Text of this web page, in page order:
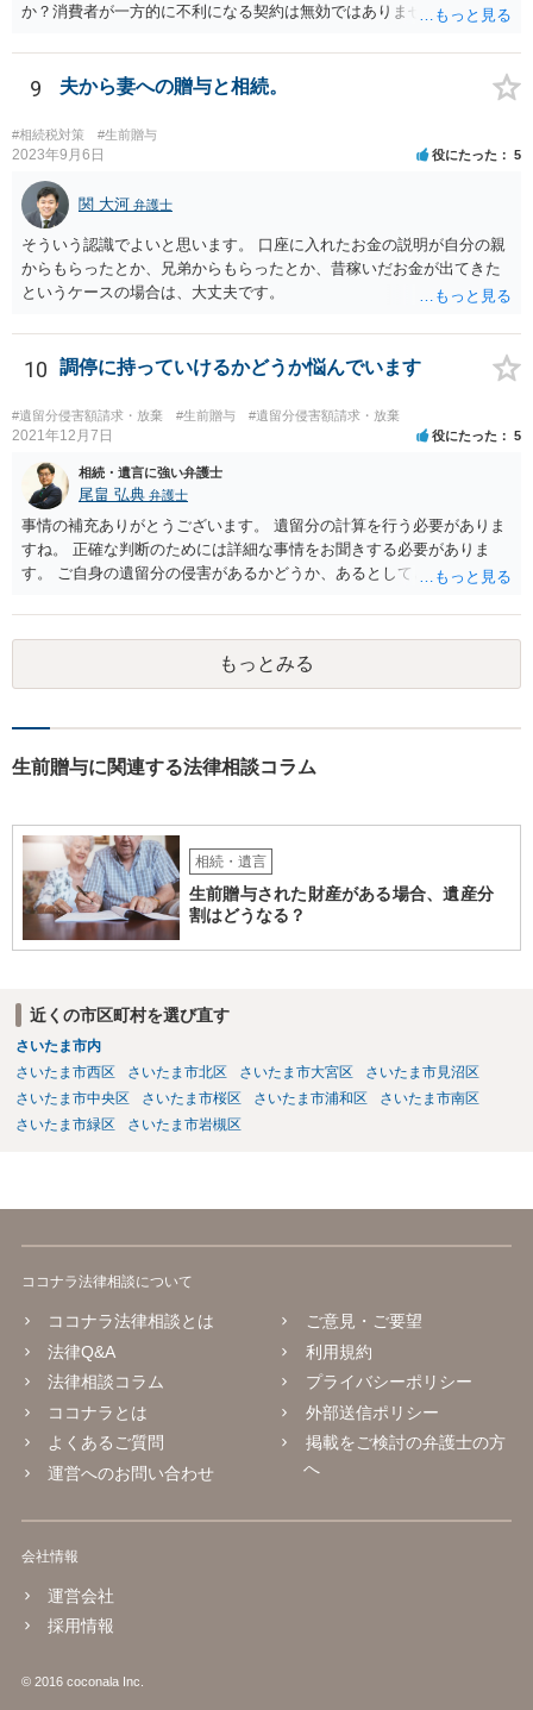
か？消費者が一方的に不利になる契約は無効ではありませんか？
務があると思います。 倒れた弁護士が所属する弁護士会に相談さ
れた方がよいと思います。 倒れた弁護士は脳梗塞で倒れたようで
すが、 判断能力があり、復代理を倒れた弁護士の判断で復代理を
選任したのか 即ち、復代理人の選任は有効なのかという問題もあ
ると思います。
9 夫から妻への贈与と相続。
#相続税対策 #生前贈与
2023年9月6日 役にたった 5
関 大河 弁護士
そういう認識でよいと思います。 口座に入れたお金の説明が自分の親
からもらったとか、兄弟からもらったとか、昔稼いだお金が出てきた
というケースの場合は、大丈夫です。
10 調停に持っていけるかどうか悩んでいます
#遺留分侵害額請求・放棄 #生前贈与 #遺留分侵害額請求・放棄
2021年12月7日 役にたった 5
相続・遺言に強い弁護士
尾畠 弘典 弁護士
事情の補充ありがとうございます。 遺留分の計算を行う必要がありま
すね。 正確な判断のためには詳細な事情をお聞きする必要がありま
す。 ご自身の遺留分の侵害があるかどうか、あるとしてどの程度の金
相談されるのが良いと思います。
もっとみる
生前贈与に関連する法律相談コラム
相続・遺言
生前贈与された財産がある場合、遺産分
割はどうなる？
近くの市区町村を選び直す
さいたま市内
さいたま市西区
さいたま市北区 さいたま市大宮区
さいたま市見沼区
さいたま市中央区
さいたま市桜区 さいたま市浦和区
さいたま市南区
さいたま市緑区
さいたま市岩槻区
ココナラ法律相談について
ココナラ法律相談とは
法律Q&A
法律相談コラム
ココナラとは
よくあるご質問
運営へのお問い合わせ
ご意見・ご要望
利用規約
プライバシーポリシー
外部送信ポリシー
掲載をご検討の弁護士の方
へ
会社情報
運営会社
採用情報
© 2016 coconala Inc.